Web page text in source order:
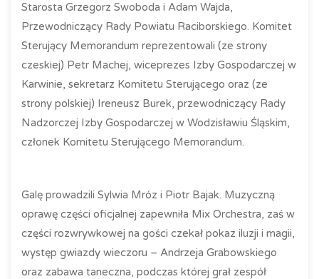
Starosta Grzegorz Swoboda i Adam Wajda,
Przewodniczący Rady Powiatu Raciborskiego. Komitet
Sterujący Memorandum reprezentowali (ze strony
czeskiej) Petr Machej, wiceprezes Izby Gospodarczej w
Karwinie, sekretarz Komitetu Sterującego oraz (ze
strony polskiej) Ireneusz Burek, przewodniczący Rady
Nadzorczej Izby Gospodarczej w Wodzisławiu Śląskim,
członek Komitetu Sterującego Memorandum.
Galę prowadzili Sylwia Mróz i Piotr Bajak. Muzyczną
oprawę części oficjalnej zapewniła Mix Orchestra, zaś w
części rozwrywkowej na gości czekał pokaz iluzji i magii,
występ gwiazdy wieczoru – Andrzeja Grabowskiego
oraz zabawa taneczna, podczas której grał zespół